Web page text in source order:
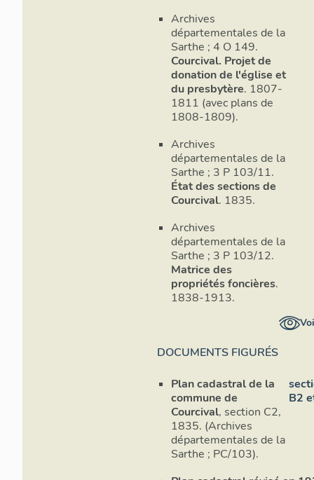
Archives
départementales de la
Sarthe ; 4 O 149.
Courcival. Projet de
donation de l'église et
du presbytère. 1807-
1811 (avec plans de
1808-1809).
Archives
départementales de la
Sarthe ; 3 P 103/11.
État des sections de
Courcival. 1835.
Archives
départementales de la
Sarthe ; 3 P 103/12.
Matrice des
propriétés foncières.
1838-1913.
DOCUMENTS FIGURÉS
Plan cadastral de la
commune de
Courcival, section C2,
1835. (Archives
départementales de la
Sarthe ; PC/103).
B2